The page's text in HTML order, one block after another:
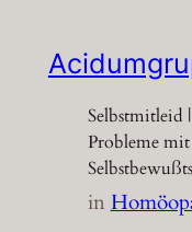
Selbstmitleid
Probleme
in